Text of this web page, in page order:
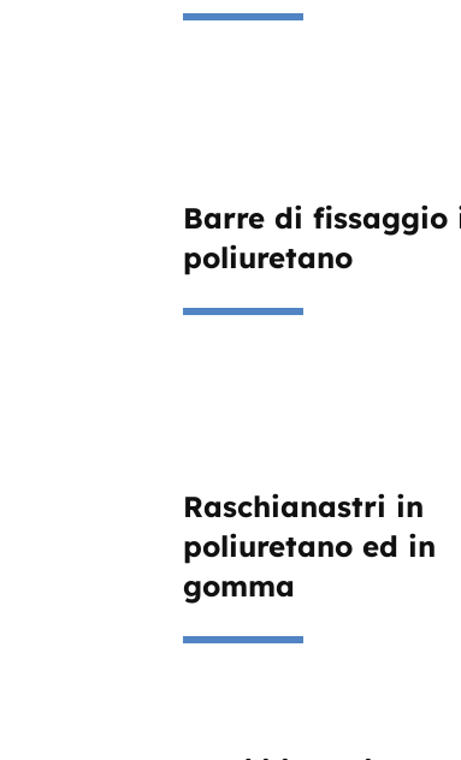
Barre di fissaggio
poliuretano
Raschianastri in
poliuretano ed in
gomma